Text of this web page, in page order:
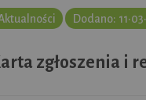
Dodano:
zgłoszenia i